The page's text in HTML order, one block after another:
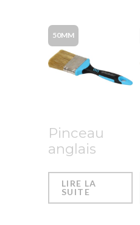
Pinceau
anglais
50MM
LIRE LA
SUITE